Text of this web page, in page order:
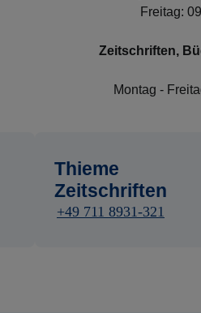
Freitag:
Zeitschriften,
Montag -
Thieme
Zeitschriften
+49 711 8931-321